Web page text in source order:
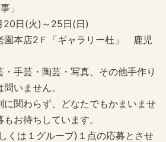
」
20日(火)～25日(日)
園本店2Ｆ「ギャラリー杜」 鹿児
手芸・陶芸・写真、その他手作り
いません。
に関わらず、どなたでもかまいませ
お待ちしています。
くは１グループ)１点の応募とさせ